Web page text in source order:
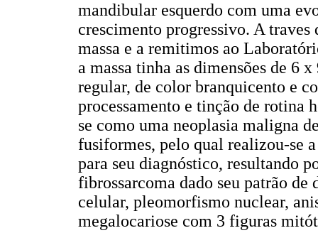
mandibular esquerdo com uma
crescimento progressivo. A
massa e a remitimos ao
a massa tinha as dimensões de 6
regular, de color branquicento e
processamento e tinção de rotina
se como uma neoplasia maligna
fusiformes, pelo qual realizou-se
para seu diagnóstico, resultando
fibrossarcoma dado seu patrão
celular, pleomorfismo nuclear,
megalocariose com 3 figuras